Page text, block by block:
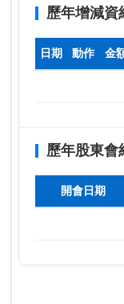
歷年增減資
日期 動作 金
歷年股東會
開會日期